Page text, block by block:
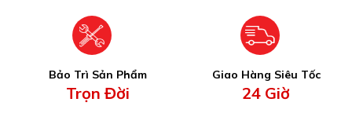
Bảo Trì Sản Phẩm
Trọn Đời
Giao Hàng Siêu Tốc
24 Giờ